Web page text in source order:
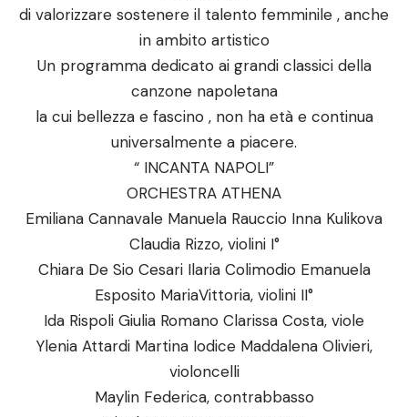
di valorizzare sostenere il talento femminile , anche
in ambito artistico
Un programma dedicato ai grandi classici della
canzone napoletana
la cui bellezza e fascino , non ha età e continua
universalmente a piacere.
“ INCANTA NAPOLI”
ORCHESTRA ATHENA
Emiliana Cannavale Manuela Rauccio Inna Kulikova
Claudia Rizzo, violini I°
Chiara De Sio Cesari Ilaria Colimodio Emanuela
Esposito MariaVittoria, violini II°
Ida Rispoli Giulia Romano Clarissa Costa, viole
Ylenia Attardi Martina Iodice Maddalena Olivieri,
violoncelli
Maylin Federica, contrabbasso